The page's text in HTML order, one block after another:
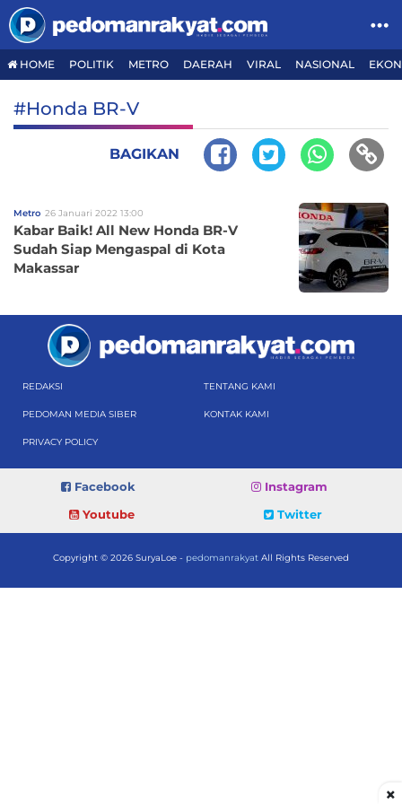
HOME POLITIK METRO DAERAH VIRAL NASIONAL
#Honda BR-V
BAGIKAN
Metro 26 Januari 2022 13:00
Kabar Baik! All New Honda BR-V
Sudah Siap Mengaspal di Kota
Makassar
REDAKSI TENTANG KAMI
PEDOMAN MEDIA SIBER KONTAK KAMI
PRIVACY POLICY
Facebook
Instagram
Youtube
Twitter
Copyright © 2026 SuryaLoe - pedomanrakyat All Rights Reserved
×